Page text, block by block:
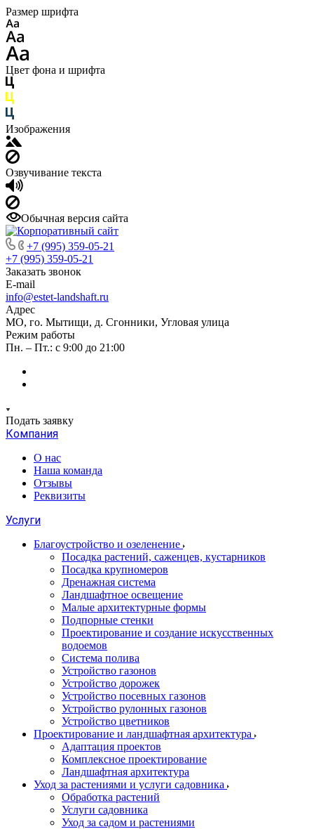
Размер шрифта
Цвет фона и шрифта
Изображения
Озвучивание текста
Обычная версия сайта
+7 (995) 359-05-21
+7 (995) 359-05-21
Заказать звонок
E-mail
info@estet-landshaft.ru
Адрес
МО, го. Мытищи, д. Сгонники, Угловая улица
Режим работы
Пн. – Пт.: с 9:00 до 21:00
Подать заявку
Компания
О нас
Наша команда
Отзывы
Реквизиты
Услуги
Благоустройство и озеленение
Посадка растений, саженцев, кустарников
Посадка крупномеров
Дренажная система
Ландшафтное освещение
Малые архитектурные формы
Подпорные стенки
Проектирование и создание искусственных
водоемов
Система полива
Устройство газонов
Устройство дорожек
Устройство посевных газонов
Устройство рулонных газонов
Устройство цветников
Проектирование и ландшафтная архитектура
Адаптация проектов
Комплексное проектирование
Ландшафтная архитектура
Уход за растениями и услуги садовника
Обработка растений
Услуги садовника
Уход за садом и растениями